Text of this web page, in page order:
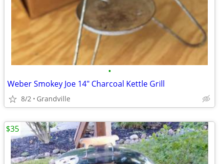
•
Weber Smokey Joe 14" Charcoal Kettle Grill
8/2 Grandville
$35